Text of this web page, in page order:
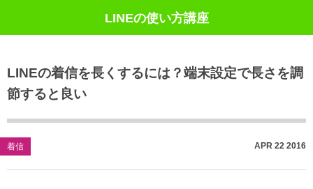
LINEの使い方講座
LINEの着信を長くするには？端末設定で長さを調
節すると良い
着信 APR 22 2016